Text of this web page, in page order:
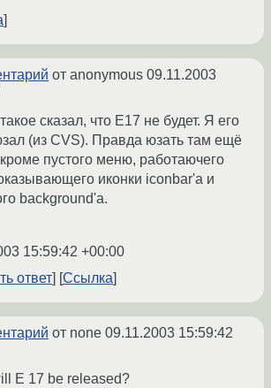
от anonymous 09.11.2003
сказал, что E17 не будет. Я его
(из CVS). Правда юзать там ещё
кроме пустого меню, работаючего
иконки iconbar'а и
background'а.
15:59:42 +00:00
ответ
Ссылка
от none 09.11.2003 15:59:42
E 17 be released?